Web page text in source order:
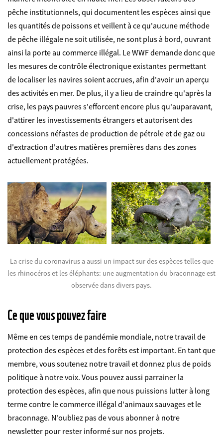
pêche institutionnels, qui documentent les espèces ainsi que
les quantités de poissons et veillent à ce qu'aucune méthode
de pêche illégale ne soit utilisée, ne sont plus à bord, ouvrant
ainsi la porte au commerce illégal. Le WWF demande donc que
les mesures de contrôle électronique existantes permettant
de localiser les navires soient accrues, afin d'avoir un aperçu
des activités en mer. De plus, il y a lieu de craindre qu'après la
crise, les pays pauvres s'efforcent encore plus qu'auparavant,
d'attirer les investissements étrangers et autorisent des
concessions néfastes de production de pétrole et de gaz ou
d'extraction d'autres matières premières dans des zones
actuellement protégées.
La crise du coronavirus a aussi un impact sur des espèces telles que
les rhinocéros et les éléphants: une augmentation du braconnage est
observée dans divers pays.
Ce que vous pouvez faire
Même en ces temps de pandémie mondiale, notre travail de
protection des espèces et des forêts est important. En tant que
membre, vous soutenez notre travail et donnez plus de poids
politique à notre voix. Vous pouvez aussi parrainer la
protection des espèces, afin que nous puissions lutter à long
terme contre le commerce illégal d'animaux sauvages et le
braconnage. N'oubliez pas de vous abonner à notre
newsletter pour rester informé sur nos projets.